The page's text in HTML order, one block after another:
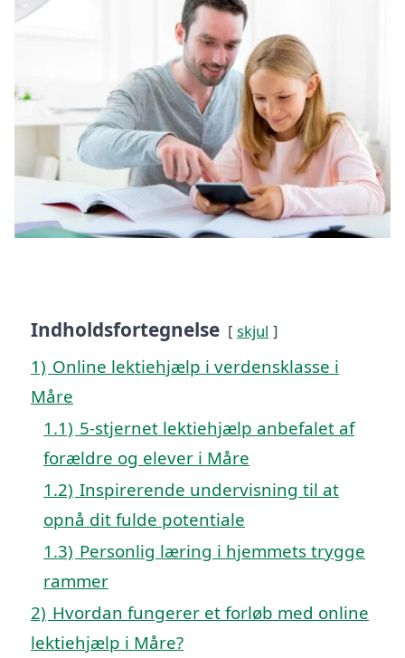
Indholdsfortegnelse skjul
1) Online lektiehjælp i verdensklasse i
Måre
1.1) 5-stjernet lektiehjælp anbefalet af
forældre og elever i Måre
1.2) Inspirerende undervisning til at
opnå dit fulde potentiale
1.3) Personlig læring i hjemmets trygge
rammer
2) Hvordan fungerer et forløb med online
lektiehjælp i Måre?